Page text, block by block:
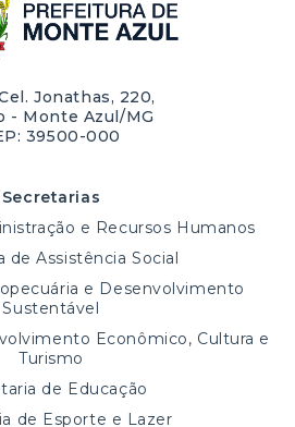
Jonathas, 220,
- Monte Azul/MG
39500-000
Secretarias
e Recursos Humanos
de Assistência Social
e Desenvolvimento
Sustentável
Econômico, Cultura e
Turismo
de Educação
de Esporte e Lazer